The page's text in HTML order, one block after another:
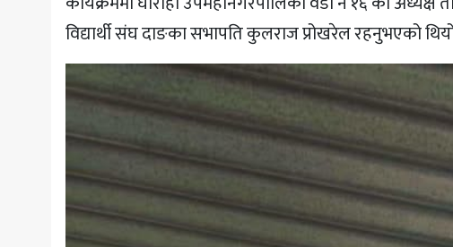
विद्यार्थी संघ दाङका सभापति कुलराज प्रोखरेल रहनुभएको